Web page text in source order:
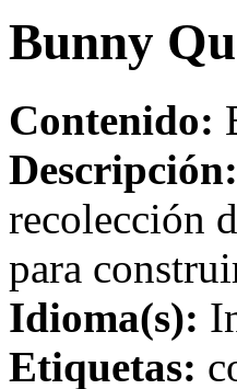
Bunny
Contenido:
Descripción:
recolección
para
Idioma(s):
Etiquetas: